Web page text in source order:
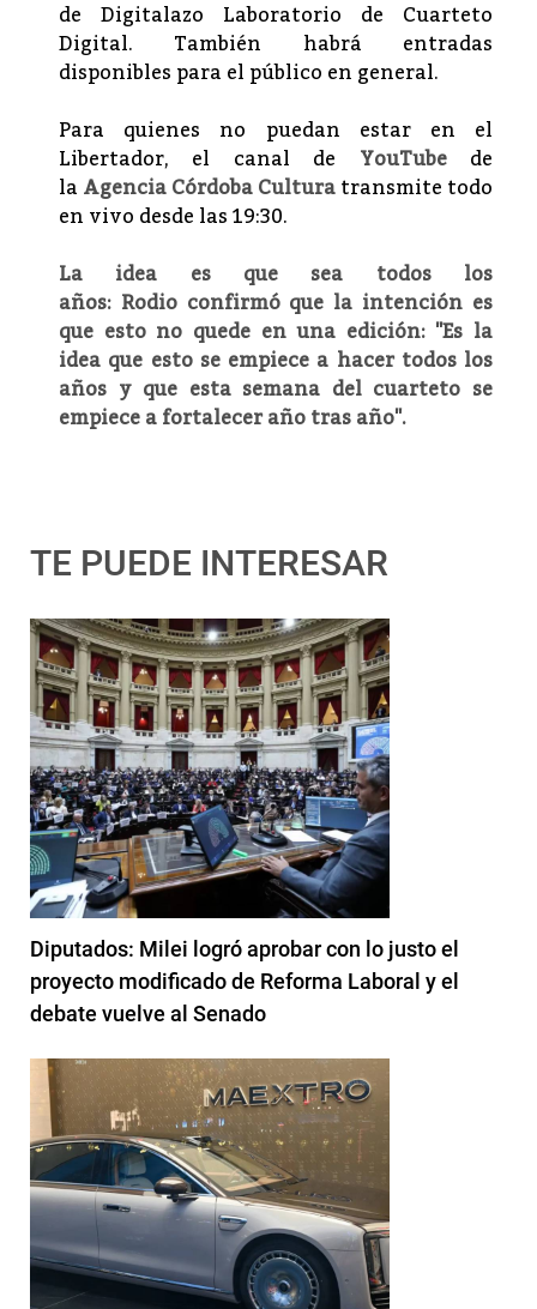
de Digitalazo Laboratorio de Cuarteto
Digital. También habrá entradas
disponibles para el público en general.
Para quienes no puedan estar en el
Libertador, el canal de YouTubede
laAgencia Córdoba Culturatransmite todo
en vivo desde las 19:30.
La idea es que sea todos los
años: Rodio confirmó que la intención es
que esto no quede en una edición: "Es la
idea que esto se empiece a hacer todos los
años y que esta semana del cuarteto se
empiece a fortalecer año tras año".
TE PUEDE INTERESAR
Diputados: Milei logró aprobar con lo justo el
proyecto modificado de Reforma Laboral y el
debate vuelve al Senado